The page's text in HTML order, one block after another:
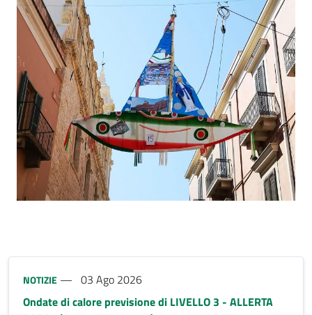
Tipo notizia:
NOTIZIE
03 Ago 2026
Ondate di calore previsione di LIVELLO 3 - ALLERTA